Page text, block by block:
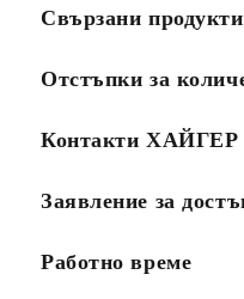
Свързани продукти
Отстъпки за
Контакти
Заявление за
Работно време